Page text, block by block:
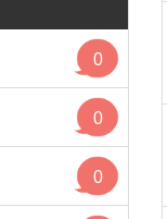
0
0
0